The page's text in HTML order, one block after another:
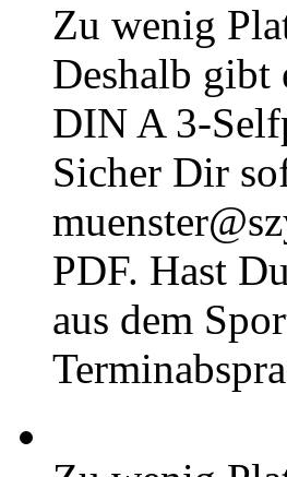
Zu wenig
Deshalb gibt
DIN A 3-
Sicher Dir
PDF. Hast
aus dem